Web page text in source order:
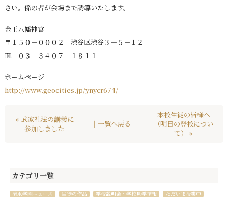
さい。係の者が会場まで誘導いたします。
金王八幡神宮
〒１５０－０００２ 渋谷区渋谷３－５－１２
℡ ０３－３４０７－１８１１
ホームページ
http://www.geocities.jp/ynycr674/
« 武家礼法の講義に
参加しました
｜一覧へ戻る｜
本校生徒の皆様へ
（明日の登校につい
て） »
カテゴリ一覧
清水学園ニュース 生徒の作品 学校説明会・学校見学情報
ただいま授業中